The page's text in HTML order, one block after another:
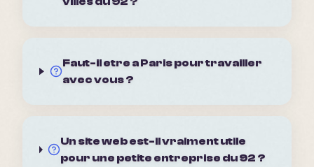
Faut-il etre a Paris pour travailler
avec vous ?
Un site web est-il vraiment utile
pour une petite entreprise du 92 ?